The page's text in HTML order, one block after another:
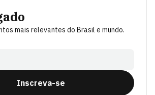
mais relevantes do Brasil e mundo.
Inscreva-se